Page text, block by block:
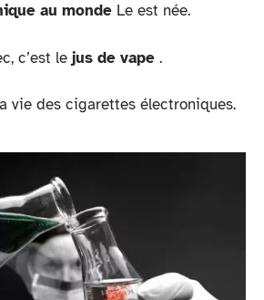
au monde Le est née.
c’est le jus de vape .
vie des cigarettes électroniques.